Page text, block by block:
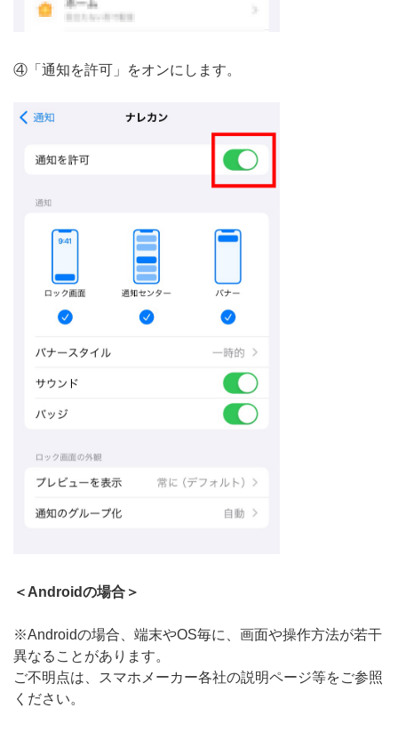
④「通知を許可」をオンにします。
＜Androidの場合＞
※Androidの場合、端末やOS毎に、画面や操作方法が若干
異なることがあります。
ご不明点は、スマホメーカー各社の説明ページ等をご参照
ください。